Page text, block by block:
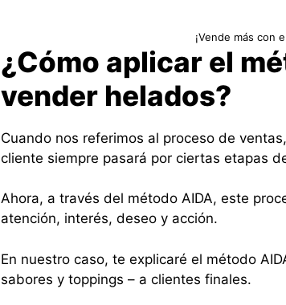
¡Vende más con
¿Cómo aplicar el
vender helados?
Cuando nos referimos al proceso de
cliente siempre pasará por ciertas etapas
Ahora, a través del método AIDA, este
atención, interés, deseo y acción.
En nuestro caso, te explicaré el método
sabores y toppings – a clientes finales.